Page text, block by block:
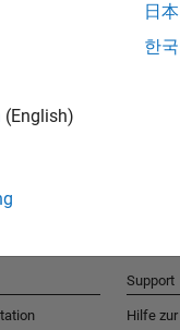
und
(English)
日本
한국
Support
Hilfe